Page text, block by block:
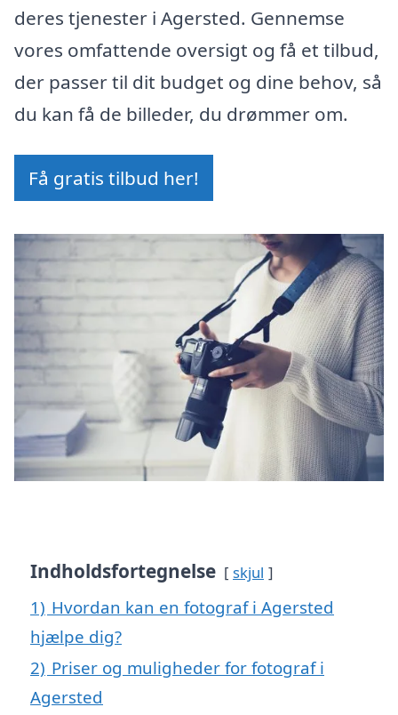
deres tjenester i Agersted. Gennemse
vores omfattende oversigt og få et tilbud,
der passer til dit budget og dine behov, så
du kan få de billeder, du drømmer om.
Få gratis tilbud her!
Indholdsfortegnelse skjul
1) Hvordan kan en fotograf i Agersted
hjælpe dig?
2) Priser og muligheder for fotograf i
Agersted